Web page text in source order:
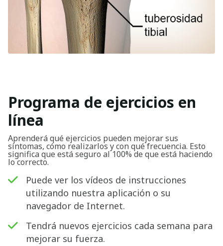
Programa de ejercicios en
línea
Aprenderá qué ejercicios pueden mejorar sus
síntomas, cómo realizarlos y con qué frecuencia. Esto
significa que está seguro al 100% de que está haciendo
lo correcto.
Puede ver los vídeos de instrucciones
utilizando nuestra aplicación o su
navegador de Internet.
Tendrá nuevos ejercicios cada semana para
mejorar su fuerza.